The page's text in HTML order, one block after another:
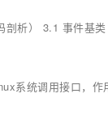
析） 3.1 事件基类
系统调用接口，